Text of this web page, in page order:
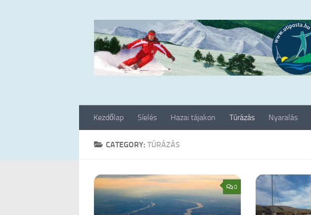
Kezdőlap Síelés Hazai tájakon Túrázás Nyaralás
CATEGORY: TÚRÁZÁS
0